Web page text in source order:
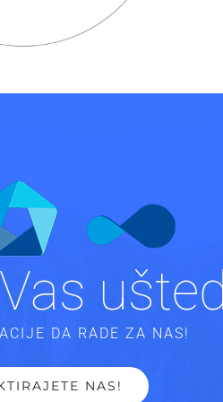
DA RADE ZA NAS!
NAS!